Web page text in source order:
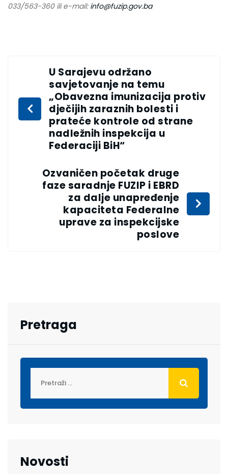
033/563-360 ili e-mail: info@fuzip.gov.ba
U Sarajevu održano
savjetovanje na temu
„Obavezna imunizacija protiv
dječijih zaraznih bolesti i
prateće kontrole od strane
nadležnih inspekcija u
Federaciji BiH“
Ozvaničen početak druge
faze saradnje FUZIP i EBRD
za dalje unapređenje
kapaciteta Federalne
uprave za inspekcijske
poslove
Pretraga
Novosti